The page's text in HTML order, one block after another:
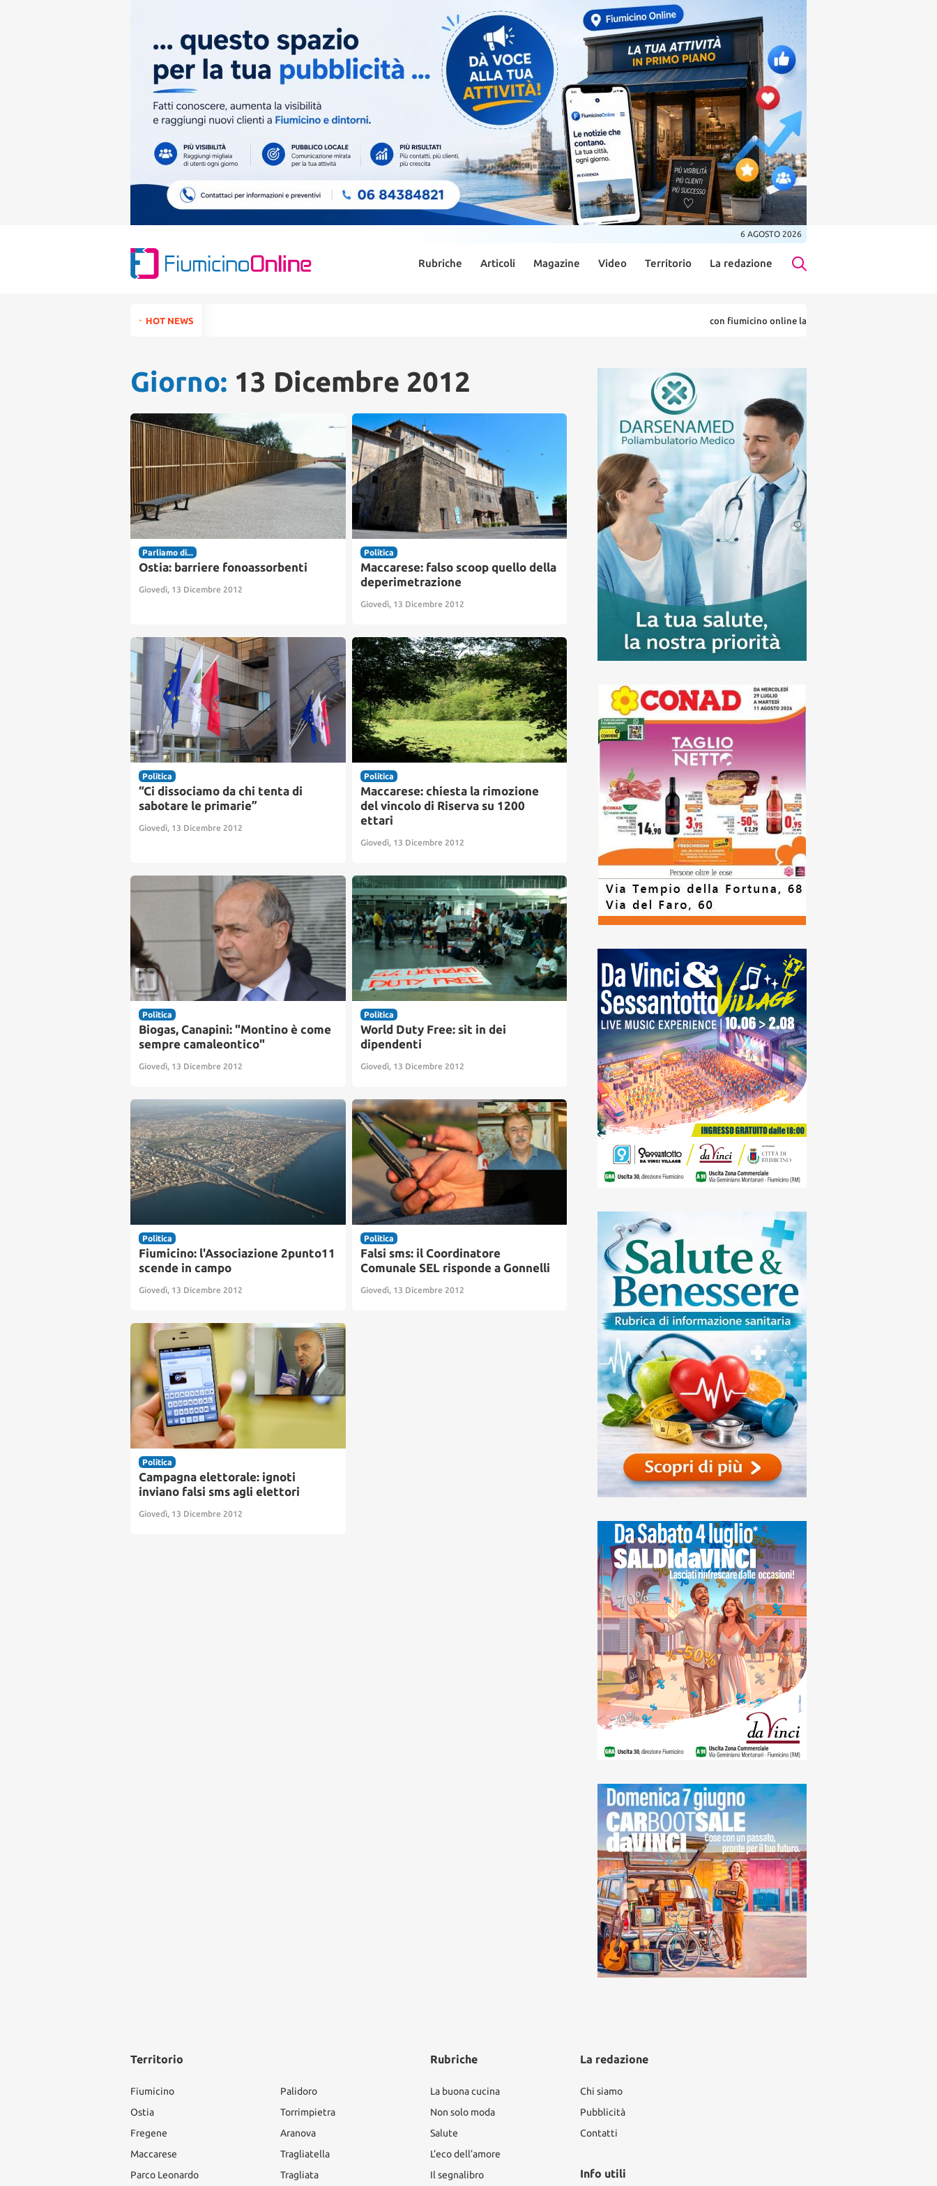
6 AGOSTO 2026
Rubriche Articoli Magazine Video Territorio La redazione
for:HOT NEWS con fiumicino online la tua citta' in un ... click
Giorno: 13 Dicembre 2012
Parliamo di...
Ostia: barriere fonoassorbenti
Giovedì, 13 Dicembre 2012
Politica
Maccarese: falso scoop quello della
deperimetrazione
Giovedì, 13 Dicembre 2012
Politica
“Ci dissociamo da chi tenta di
sabotare le primarie”
Giovedì, 13 Dicembre 2012
Politica
Maccarese: chiesta la rimozione
del vincolo di Riserva su 1200
ettari
Giovedì, 13 Dicembre 2012
Politica
Biogas, Canapini: "Montino è come
sempre camaleontico"
Giovedì, 13 Dicembre 2012
Politica
World Duty Free: sit in dei
dipendenti
Giovedì, 13 Dicembre 2012
Politica
Fiumicino: l'Associazione 2punto11
scende in campo
Giovedì, 13 Dicembre 2012
Politica
Falsi sms: il Coordinatore
Comunale SEL risponde a Gonnelli
Giovedì, 13 Dicembre 2012
Politica
Campagna elettorale: ignoti
inviano falsi sms agli elettori
Giovedì, 13 Dicembre 2012
Territorio
Fiumicino
Ostia
Fregene
Maccarese
Parco Leonardo
Palidoro
Torrimpietra
Aranova
Tragliatella
Tragliata
Rubriche
La buona cucina
Non solo moda
Salute
L’eco dell’amore
Il segnalibro
La redazione
Chi siamo
Pubblicità
Contatti
Info utili